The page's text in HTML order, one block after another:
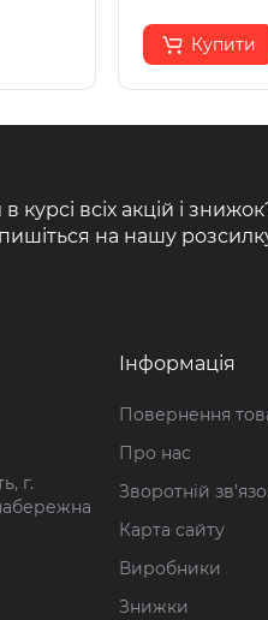
Купити
курсі всіх акцій і
на нашу
г.
Інформація
Повернення
Про нас
Зворотній
Карта сайту
Виробники
Знижки